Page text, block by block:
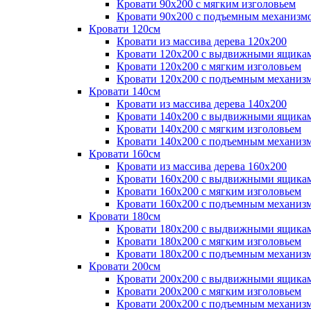
Кровати 90х200 с мягким изголовьем
Кровати 90х200 с подъемным
Кровати 120см
Кровати из массива дерева 120х200
Кровати 120х200 с выдвижными
Кровати 120х200 с мягким изголовьем
Кровати 120х200 с подъемным
Кровати 140см
Кровати из массива дерева 140х200
Кровати 140х200 с выдвижными
Кровати 140х200 с мягким изголовьем
Кровати 140х200 с подъемным
Кровати 160см
Кровати из массива дерева 160х200
Кровати 160х200 с выдвижными
Кровати 160х200 с мягким изголовьем
Кровати 160х200 с подъемным
Кровати 180см
Кровати 180х200 с выдвижными
Кровати 180х200 с мягким изголовьем
Кровати 180х200 с подъемным
Кровати 200см
Кровати 200х200 с выдвижными
Кровати 200х200 с мягким изголовьем
Кровати 200х200 с подъемным